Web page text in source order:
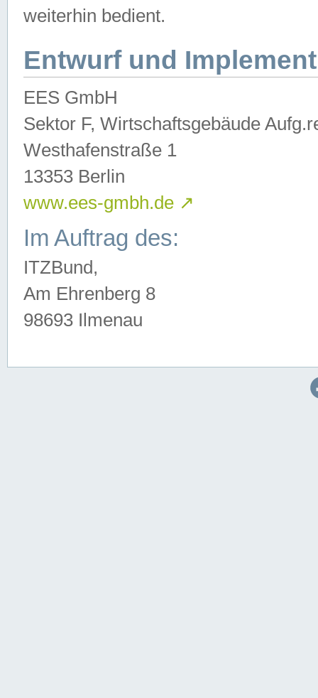
weiterhin bedient.
Entwurf und
EES GmbH
Sektor F, Wirtschaftsgebäude
Westhafenstraße 1
13353 Berlin
www.ees-gmbh.de ↗
Im Auftrag des:
ITZBund,
Am Ehrenberg 8
98693 Ilmenau